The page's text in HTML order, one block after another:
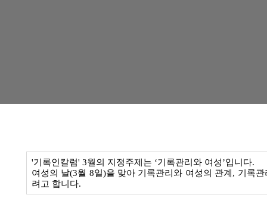
'기록인칼럼' 3월의 지정주제는 ‘기록관리와 여성’입니다.
여성의 날(3월 8일)을 맞아 기록관리와 여성의 관계, 기록
려고 합니다.